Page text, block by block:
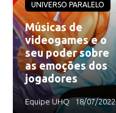
UNIVERSO PARALELO
Músicas de
videogames e o
seu poder sobre
as emoções dos
jogadores
Equipe UHQ 18/07/2022